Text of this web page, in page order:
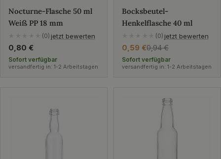
Nocturne-Flasche 50 ml
Weiß PP 18 mm
(0) jetzt bewerten
Regulärer
Preis
0,80 €
Sofort verfügbar
versandfertig in: 1-2 Arbeitstagen
Bocksbeutel-
Henkelflasche 40 ml
(0) jetzt bewerten
Verkaufspreis
0,59 €
Regulärer
Preis
0,94 €
Sofort verfügbar
versandfertig in: 1-2 Arbeitstagen